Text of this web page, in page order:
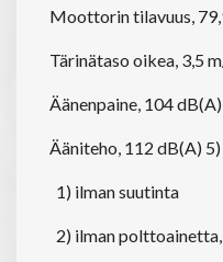
Moottorin tilavuus,
Tärinätaso oikea, 3,5
Äänenpaine, 104
Ääniteho, 112 dB(A) 5)
1) ilman suutinta
2) ilman